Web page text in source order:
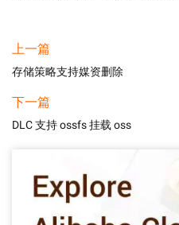
上一篇
存储策略支持媒资删除
下一篇
DLC 支持 ossfs 挂载 oss